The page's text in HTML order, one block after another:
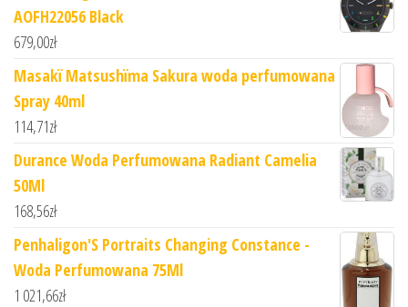
AOFH22056 Black
679,00zł
Masakï Matsushïma Sakura woda perfumowana
Spray 40ml
114,71zł
Durance Woda Perfumowana Radiant Camelia
50Ml
168,56zł
Penhaligon'S Portraits Changing Constance -
Woda Perfumowana 75Ml
1 021,66zł